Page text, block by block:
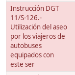
Instrucción DGT
11/S-126.-
Utilización del aseo
por los viajeros de
autobuses
equipados con
este ser